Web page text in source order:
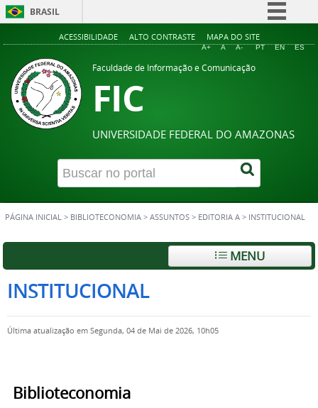
BRASIL
Simplifique!
ACESSIBILIDADE ALTO CONTRASTE MAPA DO SITE
A+ A A- PT EN ES
Faculdade de Informação e Comunicação
FIC
UNIVERSIDADE FEDERAL DO AMAZONAS
PÁGINA INICIAL > BIBLIOTECONOMIA > ASSUNTOS > EDITORIA A > INSTITUCIONAL
MENU
INSTITUCIONAL
Última atualização em Segunda, 04 de Mai de 2026, 10h05
Biblioteconomia